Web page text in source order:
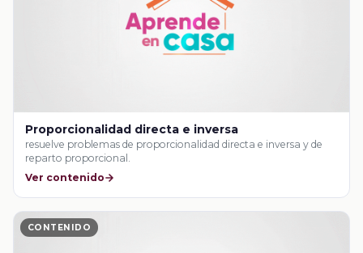
Proporcionalidad directa e inversa
resuelve problemas de proporcionalidad directa e inversa y de
reparto proporcional.
Ver contenido
CONTENIDO